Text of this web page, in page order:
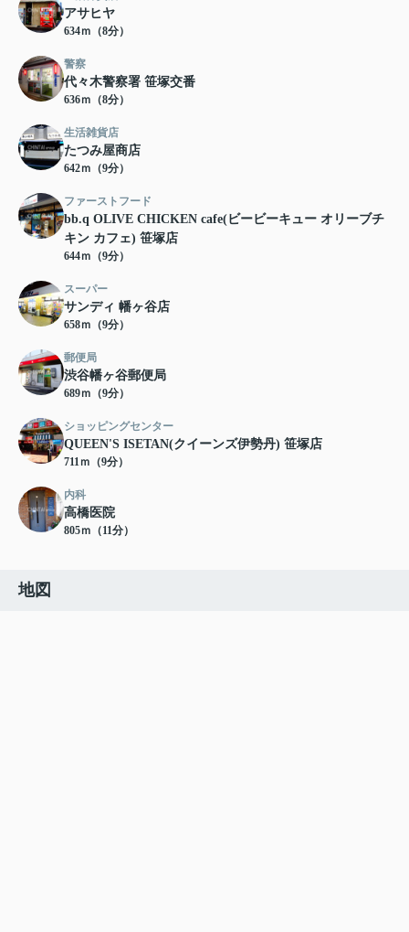
アサヒヤ
634ｍ（8分）
警察
代々木警察署 笹塚交番
636ｍ（8分）
生活雑貨店
たつみ屋商店
642ｍ（9分）
ファーストフード
bb.q OLIVE CHICKEN cafe(ビービーキュー オリーブチ
キン カフェ) 笹塚店
644ｍ（9分）
スーパー
サンディ 幡ヶ谷店
658ｍ（9分）
郵便局
渋谷幡ヶ谷郵便局
689ｍ（9分）
ショッピングセンター
QUEEN'S ISETAN(クイーンズ伊勢丹) 笹塚店
711ｍ（9分）
内科
高橋医院
805ｍ（11分）
地図